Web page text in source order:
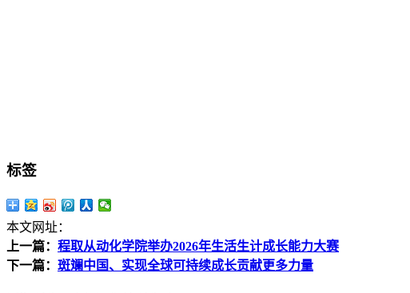
标签
本文网址：
上一篇： 程取从动化学院举办2026年生活生计成长能力大赛
下一篇： 斑斓中国、实现全球可持续成长贡献更多力量